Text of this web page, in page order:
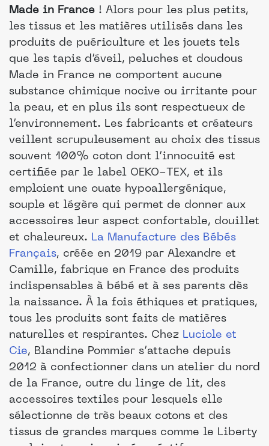
Made in France ! Alors pour les plus petits,
les tissus et les matières utilisés dans les
produits de puériculture et les jouets tels
que les tapis d’éveil, peluches et doudous
Made in France ne comportent aucune
substance chimique nocive ou irritante pour
la peau, et en plus ils sont respectueux de
l’environnement. Les fabricants et créateurs
veillent scrupuleusement au choix des tissus
souvent 100% coton dont l’innocuité est
certifiée par le label OEKO-TEX, et ils
emploient une ouate hypoallergénique,
souple et légère qui permet de donner aux
accessoires leur aspect confortable, douillet
et chaleureux. La Manufacture des Bébés
Français, créée en 2019 par Alexandre et
Camille, fabrique en France des produits
indispensables à bébé et à ses parents dès
la naissance. À la fois éthiques et pratiques,
tous les produits sont faits de matières
naturelles et respirantes. Chez Luciole et
Cie, Blandine Pommier s’attache depuis
2012 à confectionner dans un atelier du nord
de la France, outre du linge de lit, des
accessoires textiles pour lesquels elle
sélectionne de très beaux cotons et des
tissus de grandes marques comme le Liberty